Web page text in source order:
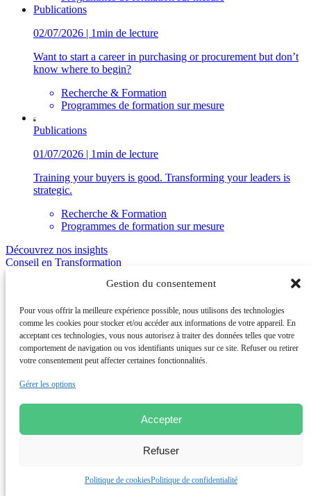
Gestion du consentement
Pour vous offrir la meilleure expérience possible, nous utilisons des technologies
comme les cookies pour stocker et/ou accéder aux informations de votre appareil. En
acceptant ces technologies, vous nous autorisez à traiter des données telles que votre
comportement de navigation ou vos identifiants uniques sur ce site. Refuser ou retirer
votre consentement peut affecter certaines fonctionnalités.
Gérer les options
Accepter
Refuser
Politique de cookiesPolitique de confidentialité
Publications
02/07/2026 | 1min de lecture
Want to start a career in purchasing or procurement but don’t
know where to begin?
Recherche & Formation
Programmes de formation sur mesure
Publications
01/07/2026 | 1min de lecture
Training your buyers is good. Transforming your leaders is
strategic.
Recherche & Formation
Programmes de formation sur mesure
Découvrez nos insights
Conseil en Transformation
Institut de Recherche
et Design d’espaces
générales et opérationnelles dans leurs enjeux de compétitivité,
Nous suivre